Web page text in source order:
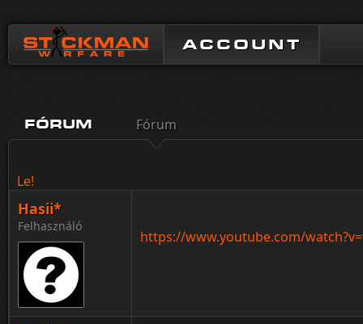
ACCOUNT
FÓRUM Fórum
Le!
Hasii*
Felhasználó
https://www.youtube.com/